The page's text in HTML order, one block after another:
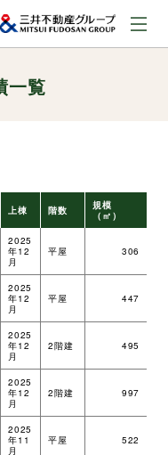
取り組み
一覧
上棟 階数
規模
（㎡）
2025
年12
月
平屋 306
2025
年12
月
平屋 447
2025
年12
月
2階建 495
2025
年12
月
2階建 997
2025
年11
月
平屋 522